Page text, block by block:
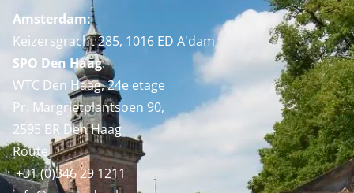
Amsterdam:
Keizersgracht 285, 1016 ED A'dam
SPO Den Haag:
WTC Den Haag, 24e etage
Pr. Margrietplantsoen 90,
2595 BR Den Haag
Route
+31 (0)346 29 1211